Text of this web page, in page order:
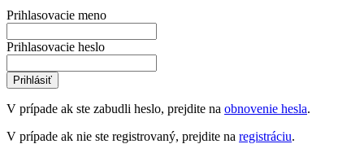
Prihlasovacie meno
Prihlasovacie heslo
Prihlásiť
V prípade ak ste zabudli heslo, prejdite na obnovenie hesla.
V prípade ak nie ste registrovaný, prejdite na registráciu.